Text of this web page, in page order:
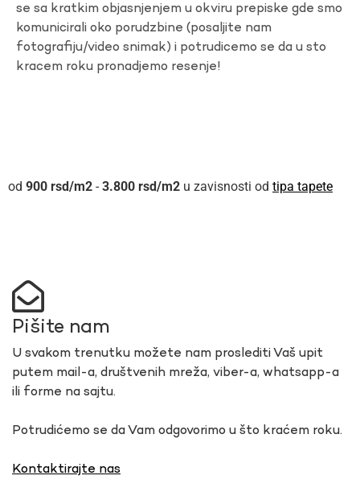
se sa kratkim objasnjenjem u okviru prepiske gde smo
komunicirali oko porudzbine (posaljite nam
fotografiju/video snimak) i potrudicemo se da u sto
kracem roku pronadjemo resenje!
900 rsd - 3.800 rsd u zavisnosti od tipa tapete
Pišite nam
U svakom trenutku možete nam proslediti Vaš upit
putem mail-a, društvenih mreža, viber-a, whatsapp-a
ili forme na sajtu.
Potrudićemo se da Vam odgovorimo u što kraćem roku.
Kontaktirajte nas